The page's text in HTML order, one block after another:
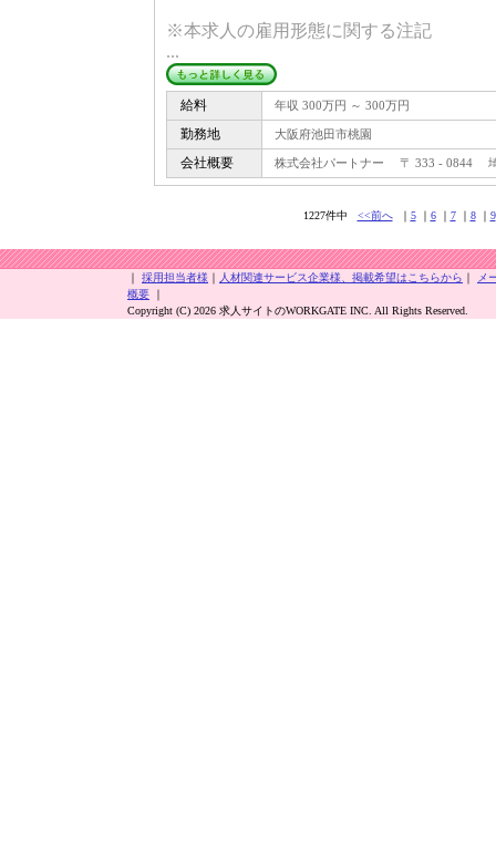
※本求人の雇用形態に関する注記
...
給料 年収 300万円 ～ 300万円
勤務地 大阪府池田市桃園
会社概要 株式会社パートナー 〒 333 - 0844 埼
1227件中 <<前へ｜ 5｜ 6｜ 7｜ 8｜ 9
｜ 採用担当者様 ｜ 人材関連サービス企業様、掲載希望はこちらから ｜
メ
概要 ｜
Copyright (C) 2026 求人サイトのWORKGATE INC. All Rights Reserved.